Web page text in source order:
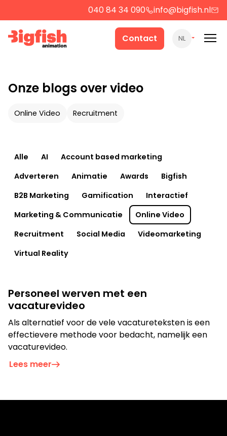
040 84 34 090 info@bigfish.nl
Contact NL
Werk
Contact
Strategie
Film
jouw vraagstuk?
Onze blogs over video
Online Video Recruitment
Alle AI
Account based marketing
Adverteren
Animatie Awards
Bigfish
B2B Marketing
Gamification
Interactief
Marketing & Communicatie
Online Video
Recruitment
Social Media
Videomarketing
Virtual Reality
Personeel werven met een
vacaturevideo
Als alternatief voor de vele vacatureteksten is een
effectievere methode voor bedacht, namelijk een
vacaturevideo.
Lees meer